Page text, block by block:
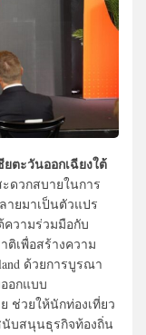
ตะวันออกเฉียงใต้
ดวกสบายในการ
ายมาเป็นตัวแปร
ความร่วมมือกับ
เพื่อสร้างความ
ด้วยการบูรณา
อกแบบ
ช่วยให้นักท่องเที่ยว
บสนุนธุรกิจท้องถิ่น